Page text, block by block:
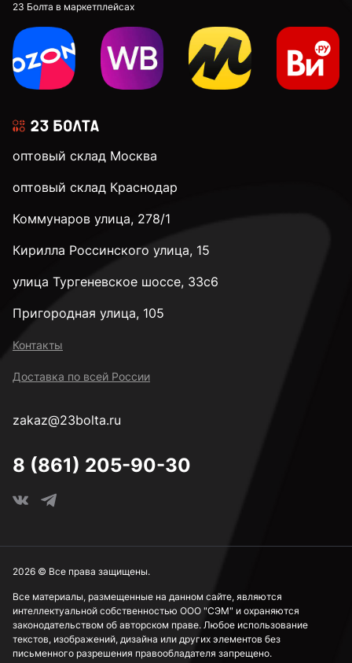
23 Болта в маркетплейсах
оптовый склад Москва
оптовый склад Краснодар
Коммунаров улица, 278/1
Кирилла Россинского улица, 15
улица Тургеневское шоссе, 33с6
Пригородная улица, 105
Контакты
Доставка по всей России
zakaz@23bolta.ru
8 (861) 205-90-30
Все материалы, размещенные на данном сайте, являются
интеллектуальной собственностью ООО "СЭМ" и охраняются
законодательством об авторском праве. Любое использование
текстов, изображений, дизайна или других элементов без
письменного разрешения правообладателя запрещено.
2026 © Все права защищены.